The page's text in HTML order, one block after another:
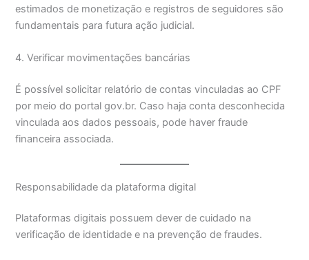
estimados de monetização e registros de seguidores são
fundamentais para futura ação judicial.
4. Verificar movimentações bancárias
É possível solicitar relatório de contas vinculadas ao CPF
por meio do portal gov.br. Caso haja conta desconhecida
vinculada aos dados pessoais, pode haver fraude
financeira associada.
Responsabilidade da plataforma digital
Plataformas digitais possuem dever de cuidado na
verificação de identidade e na prevenção de fraudes.